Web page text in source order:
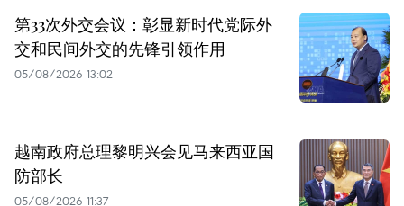
第33次外交会议：彰显新时代党际外
交和民间外交的先锋引领作用
05/08/2026 13:02
越南政府总理黎明兴会见马来西亚国
防部长
05/08/2026 11:37